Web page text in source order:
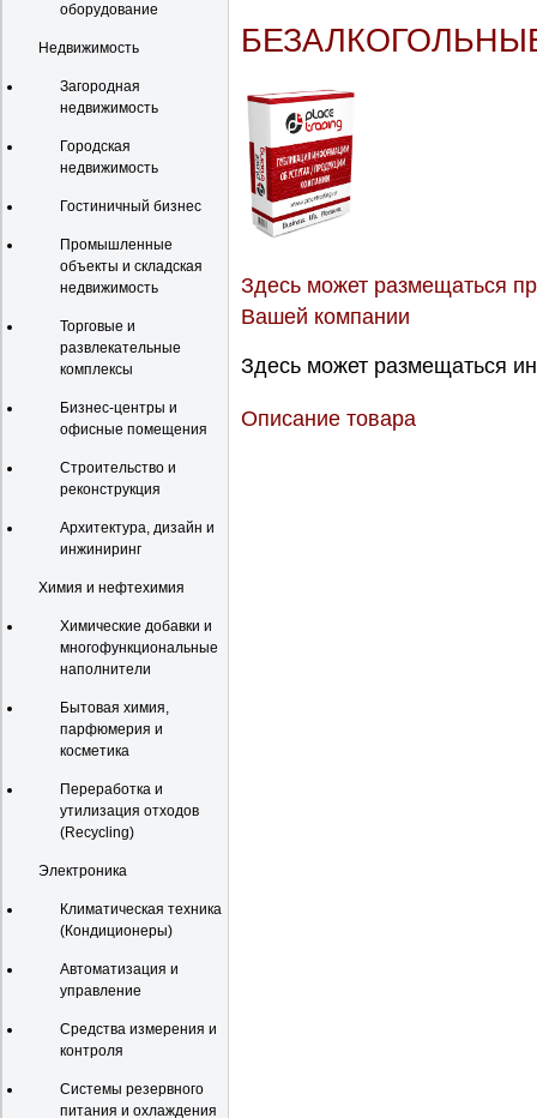
оборудование
Недвижимость
Загородная
недвижимость
Городская
недвижимость
Гостиничный бизнес
Промышленные
объекты и складская
недвижимость
Торговые и
развлекательные
комплексы
Бизнес-центры и
офисные помещения
Строительство и
реконструкция
Архитектура, дизайн и
инжиниринг
Химия и нефтехимия
Химические добавки и
многофункциональные
наполнители
Бытовая химия,
парфюмерия и
косметика
Переработка и
утилизация отходов
(Recycling)
Электроника
Климатическая техника
(Кондиционеры)
Автоматизация и
управление
Средства измерения и
контроля
Системы резервного
питания и охлаждения
Здесь может размещаться
Вашей компании
Здесь может размещаться
Описание товара